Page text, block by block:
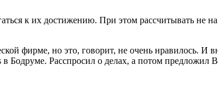
к их достижению. При этом рассчитывать
фирме, но это, говорит, не очень нравилось. И
Бодруме. Расспросил о делах, а потом предложил